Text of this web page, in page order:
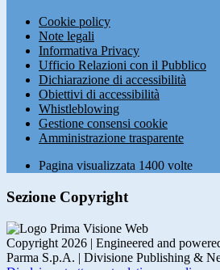
Cookie policy
Note legali
Informativa Privacy
Ufficio Relazioni con il Pubblico
Dichiarazione di accessibilità
Obiettivi di accessibilità
Whistleblowing
Gestione consensi cookie
Amministrazione trasparente
Pagina visualizzata 1400 volte
Sezione Copyright
Copyright 2026 | Engineered and
Parma S.p.A. | Divisione Publishing &